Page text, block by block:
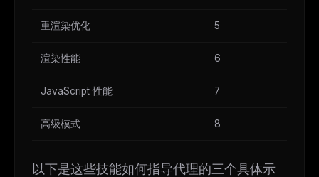
重渲染优化 5
渲染性能 6
JavaScript 性能 7
高级模式 8
以下是这些技能如何指导代理的三个具体示